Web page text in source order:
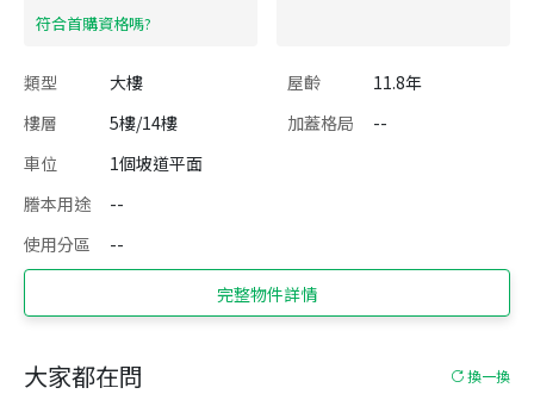
​符合首購資格嗎?
類型 大樓 屋齡
11.8年
樓層
5樓/14樓 加蓋格局
--
車位
1個坡道平面
謄本用途
--
使用分區
--
完整物件詳情
大家都在問 換一換